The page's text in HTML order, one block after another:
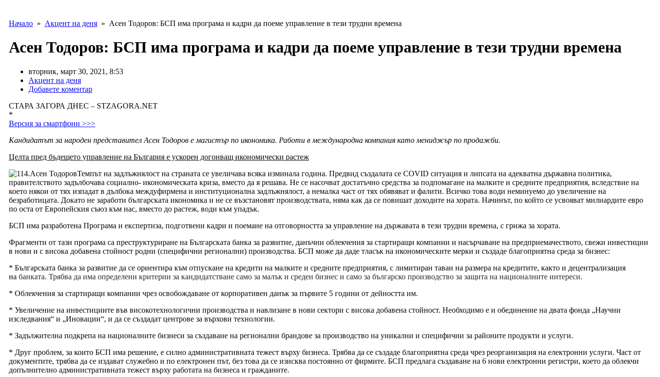
Начало » Акцент на деня » Асен Тодоров: БСП има програма и кадри да поеме управление в тези трудни времена
Асен Тодоров: БСП има програма и кадри да поеме управление в тези трудни времена
вторник, март 30, 2021, 8:53
Акцент на деня
Добавете коментар
СТАРА ЗАГОРА ДНЕС – STZAGORA.NET
*
Версия за смартфони >>>
Кандидатът за народен представител Асен Тодоров е магистър по икономика. Работи в международна компания като мениджър по продажби.
Целта пред бъдещето управление на България е ускорен догонващ икономически растеж
Темпът на задлъжнялост на страната се увеличава всяка изминала година. Предвид създалата се COVID ситуация и липсата на адекватна държавна политика,
правителството задълбочава социално- икономическата криза, вместо да я решава. Не се насочват достатъчно средства за подпомагане на малките и средните предприятия, вследствие на
което някои от тях изпадат в дълбока междуфирмена и институционална задлъжнялост, а немалка част от тях обявяват и фалити. Всичко това води неминуемо до увеличение на
безработицата. Докато не заработи българската икономика и не се възстановят производствата, няма как да се повишат доходите на хората. Начинът, по който се усвояват милиардите евро
по оста от Европейския съюз към нас, вместо до растеж, води към упадък.
БСП има разработена Програма и експертиза, подготвени кадри и поемане на отговорността за управление на държавата в тези трудни времена, с грижа за хората.
Фрагменти от тази програма са преструктуриране на Българската банка за развитие, данъчни облекчения за стартиращи компании и насърчаване на предприемачеството, свежи инвестиции
в нови и с висока добавена стойност родни (специфични регионални) производства. БСП може да даде тласък на икономическите мерки и създаде благоприятна среда за бизнес:
* Българската банка за развитие да се ориентира към отпускане на кредити на малките и средните предприятия, с лимитиран таван на размера на кредитите, както и децентрализация
на банката. Трябва да има определени критерии за кандидатстване само за малък и среден бизнес и само за българско производство за защита на националните интереси.
* Облекчения за стартиращи компании чрез освобождаване от корпоративен данък за първите 5 години от дейността им.
* Увеличение на инвестициите във високотехнологични производства и навлизане в нови сектори с висока добавена стойност. Необходимо е и обединение на двата фонда „Научни
изследвания“ и „Иновации“, и да се създадат центрове за върхови технологии.
* Задължителна подкрепа на националните бизнеси за създаване на регионални брандове за производство на уникални и специфични за районите продукти и услуги.
* Друг проблем, за които БСП има решение, е силно административната тежест върху бизнеса. Трябва да се създаде благоприятна среда чрез реорганизация на електронни услуги. Част от
документите, трябва да се издават служебно и по електронен път, без това да се изисква постоянно от фирмите. БСП предлага създаване на 6 нови електронни регистри, което да облекчи
допълнително административната тежест върху работата на бизнеса и гражданите.